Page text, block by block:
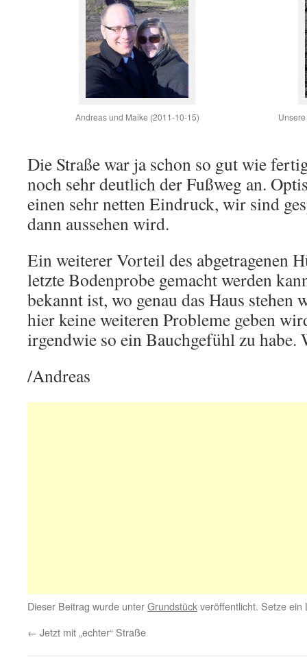
Andreas und Maike (2011-10-15)
Die Straße war ja schon so gut wie
noch sehr deutlich der Fußweg an.
einen sehr netten Eindruck, wir sind
dann aussehen wird.
Ein weiterer Vorteil des abgetragenen
letzte Bodenprobe gemacht werden
bekannt ist, wo genau das Haus stehen
hier keine weiteren Probleme geben
irgendwie so ein Bauchgefühl zu habe.
/Andreas
Dieser Beitrag wurde unterGrundstückveröffentlicht. Setze
← Jetzt mit „echter“ Straße